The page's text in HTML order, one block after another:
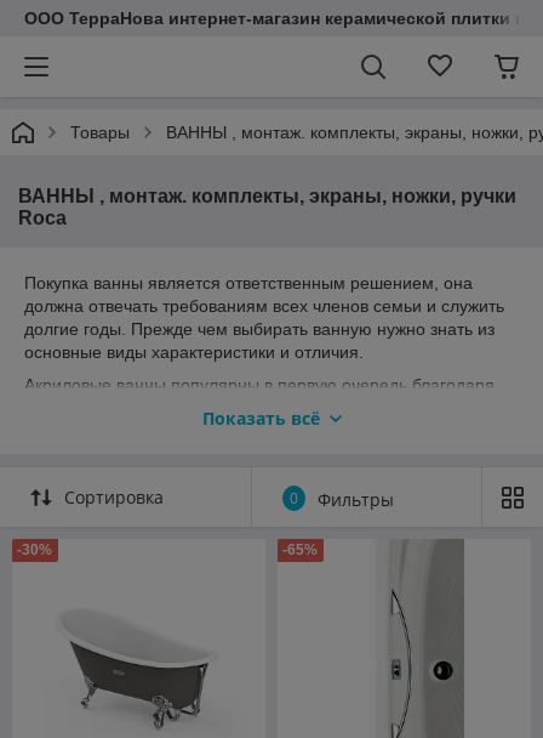
ООО ТерраНова интернет-магазин керамической плитки и
Товары ВАННЫ , монтаж. комплекты, экраны, ножки,
ВАННЫ , монтаж. комплекты, экраны, ножки, ручки
Roca
Покупка ванны является ответственным решением, она
должна отвечать требованиям всех членов семьи и служить
долгие годы. Прежде чем выбирать ванную нужно знать из
основные виды характеристики и отличия.
Акриловые ванны популярны в первую очередь благодаря
многообразию форм и большому ассортименту. Они хорошо
сохраняют тепло, обладают износостойкость и легко
себя производителя, так как большинство дешевых китайских
акрила, при эксплуатации они быстро желтеют и теряют свой
Действует гибкая система скидок! Подробности
БЕСПЛАТНАЯ ДОСТАВКА
Показать всё
Сортировка 0 Фильтры
-30% -65%